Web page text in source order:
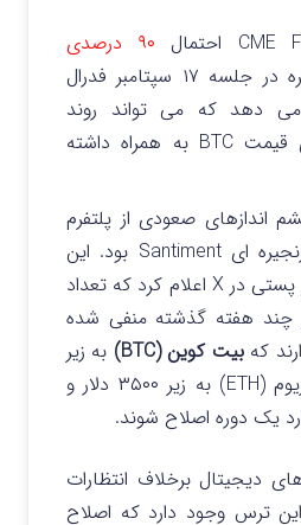
۹۰ درصدی
کاهش نرخ بهره در جلسه ۱۷ سپتامبر فدرال
می دهد که می تواند روند
صعودی را برای قیمت BTC به همراه داشته
اندازهای صعودی از پلتفرم
تحلیلی درون زنجیره ای Santiment بود. این
شرکت با انتشار پستی در X اعلام کرد که تعداد
چند هفته گذشته منفی شده
کهبیت کوین (BTC)
به زیر
۱۰۰,۰۰۰ دلار، اتریوم (ETH) به زیر ۳۵۰۰ دلار و
یک دوره اصلاح شوند.
دیجیتال برخلاف انتظارات
ترس وجود دارد که اصلاح